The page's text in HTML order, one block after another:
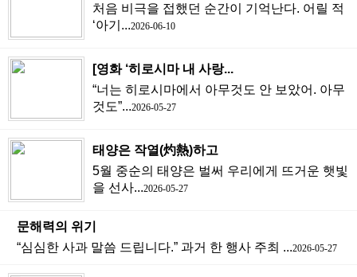
처음 비극을 접했던 순간이 기억난다. 어릴 적
‘아기...2026-06-10
[영화 ‘히로시마 내 사랑...
“너는 히로시마에서 아무것도 안 보았어. 아무
것도”...2026-05-27
태양은 작열(灼熱)하고
5월 중순의 태양은 벌써 우리에게 뜨거운 햇빛
을 선사...2026-05-27
문해력의 위기
“심심한 사과 말씀 드립니다.” 과거 한 행사 주최 ...2026-05-27